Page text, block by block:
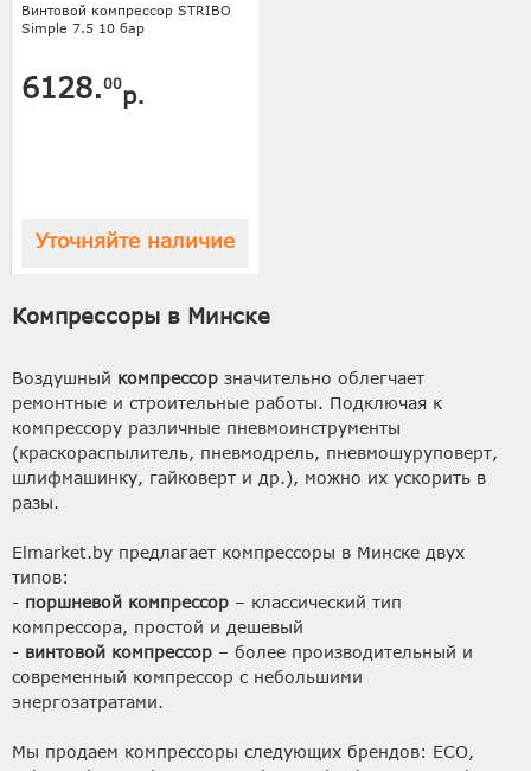
Винтовой компрессор STRIBO
Simple 7.5 10 бар
6128.00р.
Уточняйте наличие
Компрессоры в Минске
Воздушный компрессор значительно облегчает
ремонтные и строительные работы. Подключая к
компрессору различные пневмоинструменты
(краскораспылитель, пневмодрель, пневмошуруповерт,
шлифмашинку, гайковерт и др.), можно их ускорить в
разы.
Elmarket.by предлагает компрессоры в Минске двух
типов:
- поршневой компрессор – классический тип
компрессора, простой и дешевый
- винтовой компрессор – более производительный и
современный компрессор с небольшими
энергозатратами.
Мы продаем компрессоры следующих брендов: ECO,